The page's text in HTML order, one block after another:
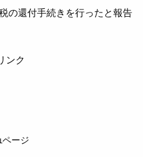
の還付手続きを行ったと報告
ンク
ページ